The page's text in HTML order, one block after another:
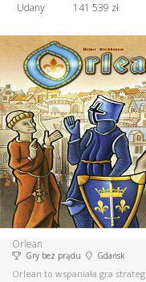
Udany 141 539 zł
Orlean
Gry bez prądu Gdańsk
Orlean to wspaniała gra